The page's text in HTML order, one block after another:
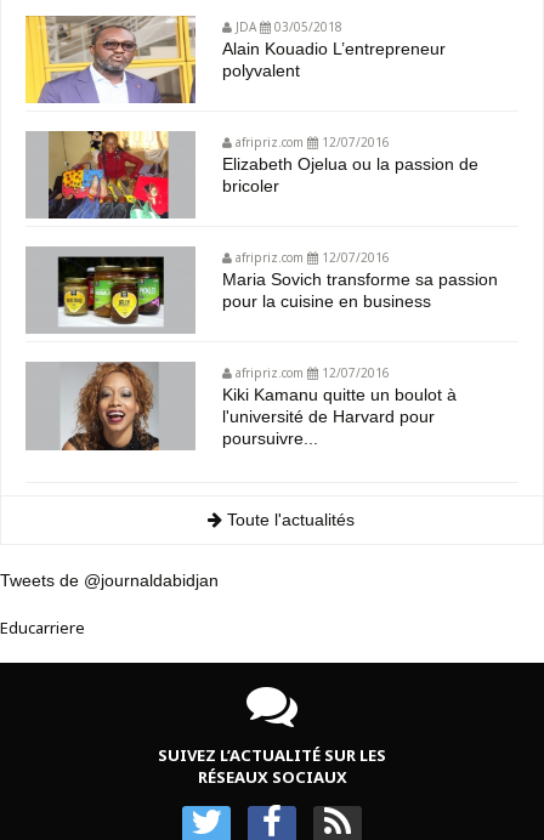
JDA 03/05/2018
Alain Kouadio L’entrepreneur
polyvalent
afripriz.com 12/07/2016
Elizabeth Ojelua ou la passion de
bricoler
afripriz.com 12/07/2016
Maria Sovich transforme sa passion
pour la cuisine en business
afripriz.com 12/07/2016
Kiki Kamanu quitte un boulot à
l'université de Harvard pour
poursuivre...
Toute l'actualités
Tweets de @journaldabidjan
Educarriere
SUIVEZ L’ACTUALITÉ SUR LES
RÉSEAUX SOCIAUX